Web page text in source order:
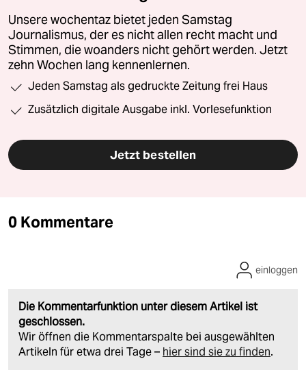
Unsere wochentaz bietet jeden Samstag
Journalismus, der es nicht allen recht macht und
Stimmen, die woanders nicht gehört werden. Jetzt
zehn Wochen lang kennenlernen.
Jeden Samstag als gedruckte Zeitung frei Haus
Zusätzlich digitale Ausgabe inkl. Vorlesefunktion
Jetzt bestellen
0 Kommentare
Die Kommentarfunktion unter diesem Artikel ist
geschlossen.
Wir öffnen die Kommentarspalte bei ausgewählten
Artikeln für etwa drei Tage – hier sind sie zu finden.
einloggen